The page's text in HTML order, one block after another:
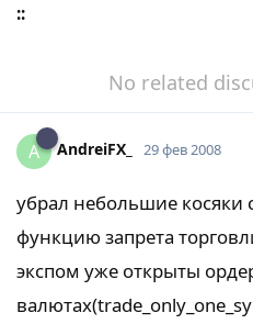
::
No related
A AndreiFX_ 29 фев 2008
убрал небольшие косяки
функцию запрета
экспом уже открыты